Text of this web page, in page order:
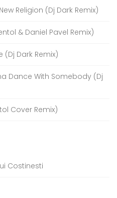
Religion (Dj Dark Remix)
& Daniel Pavel Remix)
(Dj Dark Remix)
Dance With Somebody (Dj
Cover Remix)
Costinesti